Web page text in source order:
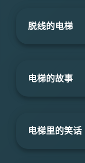
脱线的电梯
电梯的故事
电梯里的笑话